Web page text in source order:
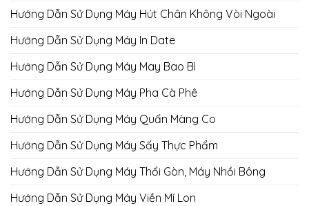
Hướng Dẫn Sử Dụng Máy Hút Chân Không Vòi Ngoài
Hướng Dẫn Sử Dụng Máy In Date
Hướng Dẫn Sử Dụng Máy May Bao Bì
Hướng Dẫn Sử Dụng Máy Pha Cà Phê
Hướng Dẫn Sử Dụng Máy Quấn Màng Co
Hướng Dẫn Sử Dụng Máy Sấy Thực Phẩm
Hướng Dẫn Sử Dụng Máy Thổi Gòn, Máy Nhồi Bông
Hướng Dẫn Sử Dụng Máy Viền Mí Lon